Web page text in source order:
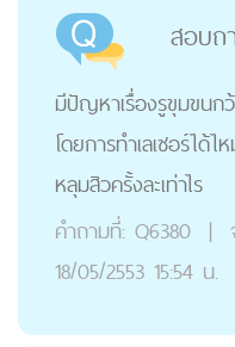
สอบถ
มีปัญหาเรื่องรูขุมขนก
โดยการทำเลเซอร์ได้
หลุมสิวครั้งละเท่าไร
คำถามที่: Q6380 |
18/05/2553 15:54 น.